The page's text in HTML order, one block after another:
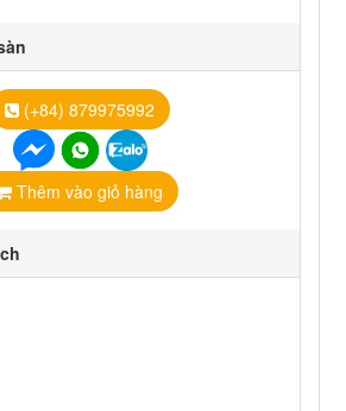
(+84) 879975992
Thêm vào giỏ hàng